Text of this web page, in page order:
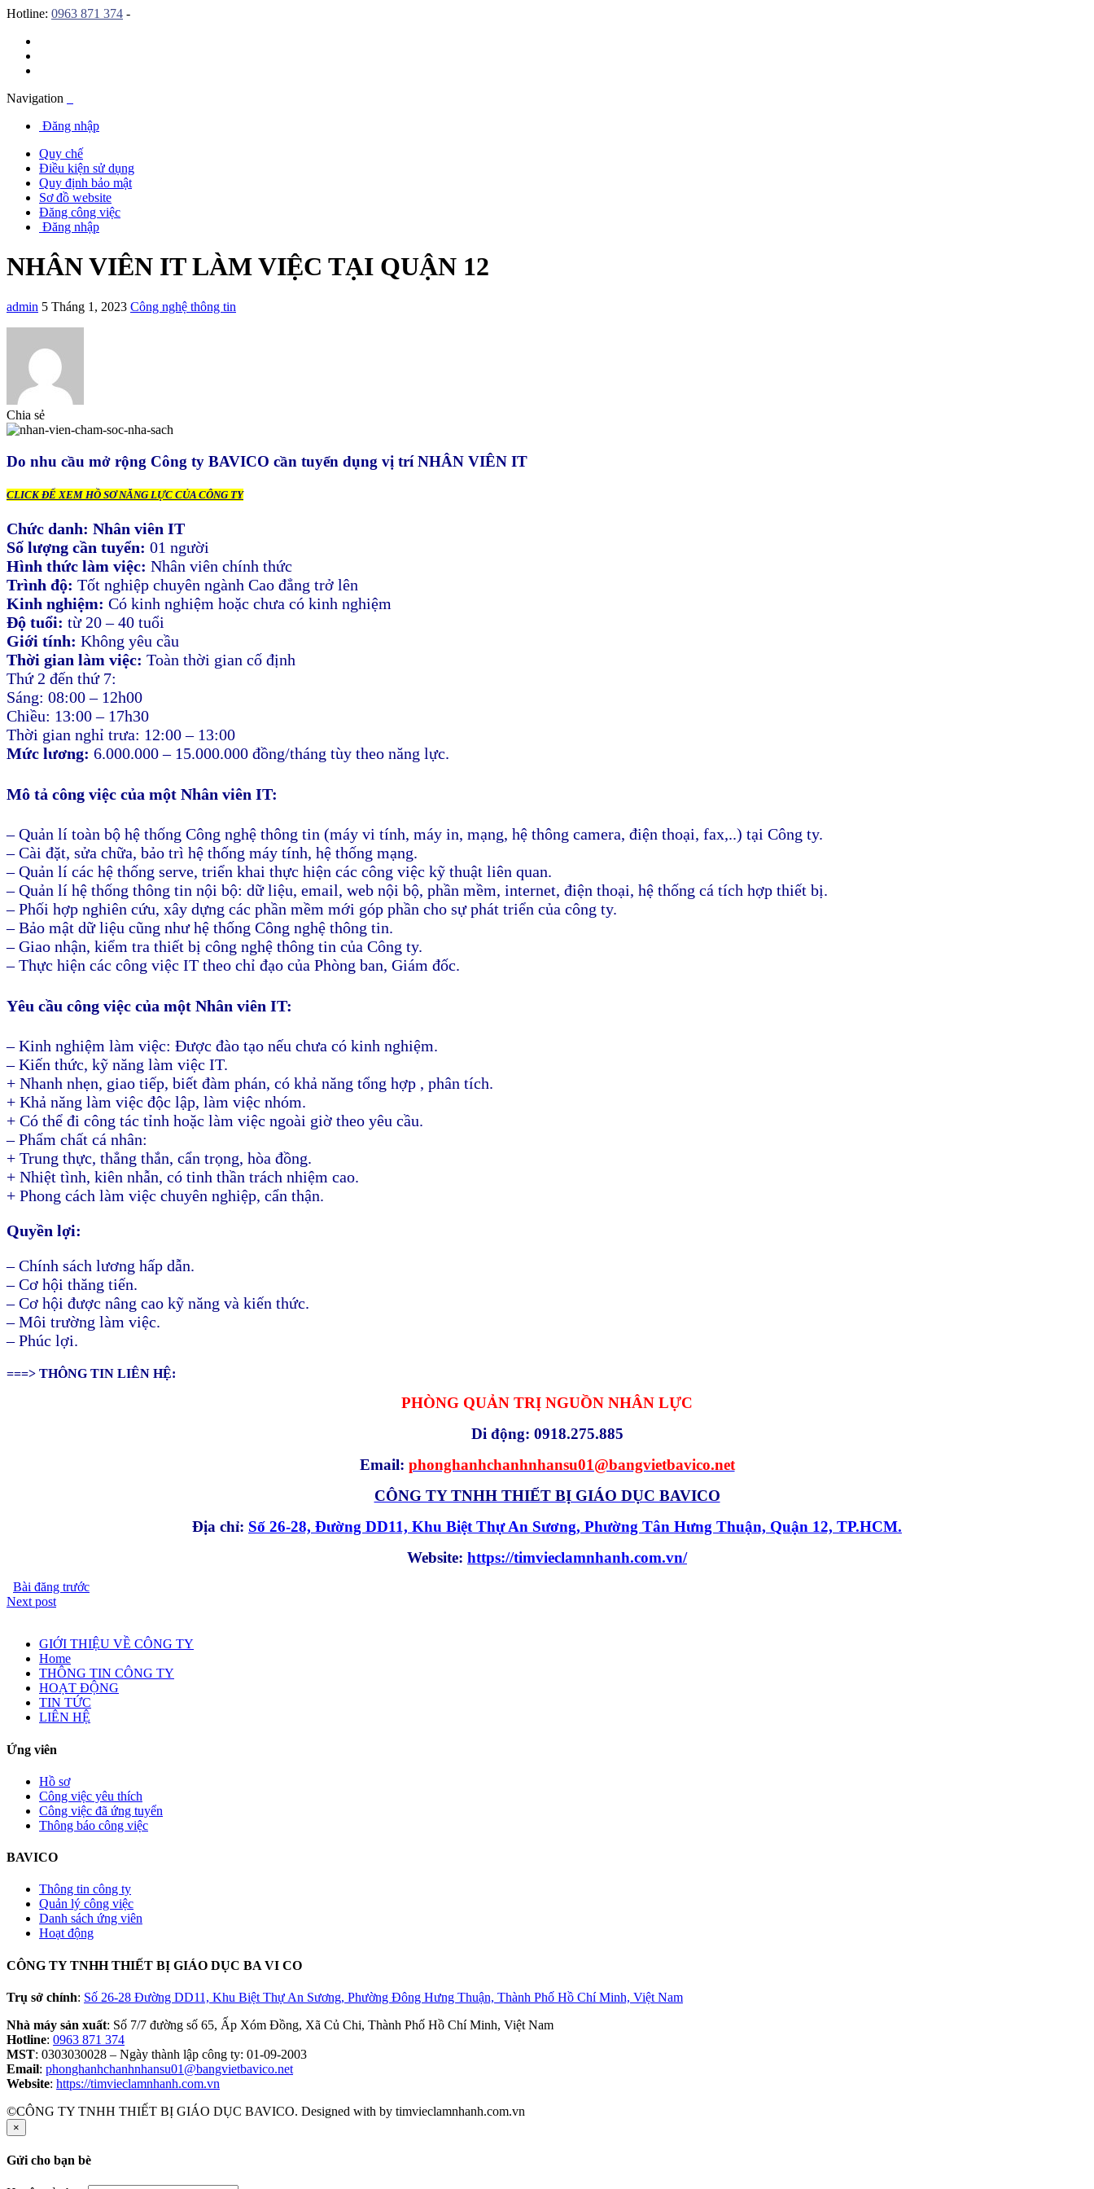
Hotline: 0963 871 374 -
Navigation
Đăng nhập
Quy chế
Điều kiện sử dụng
Quy định bảo mật
Sơ đồ website
Đăng công việc
Đăng nhập
NHÂN VIÊN IT LÀM VIỆC TẠI QUẬN 12
admin 5 Tháng 1, 2023 Công nghệ thông tin
Chia sẻ
Do nhu cầu mở rộng Công ty BAVICO cần tuyển dụng vị tríNHÂN VIÊN IT
CLICK ĐỂ XEM HỒ SƠ NĂNG LỰC CỦA CÔNG TY
Chức danh: Nhân viên IT
Số lượng cần tuyển: 01 người
Hình thức làm việc: Nhân viên chính thức
Trình độ: Tốt nghiệp chuyên ngành Cao đẳng trở lên
Kinh nghiệm: Có kinh nghiệm hoặc chưa có kinh nghiệm
Độ tuổi: từ 20 – 40 tuổi
Giới tính: Không yêu cầu
Thời gian làm việc: Toàn thời gian cố định
Thứ 2 đến thứ 7:
Sáng: 08:00 – 12h00
Chiều: 13:00 – 17h30
Thời gian nghỉ trưa: 12:00 – 13:00
Mức lương: 6.000.000 – 15.000.000 đồng/tháng tùy theo năng lực.
Mô tả công việc của một Nhân viên IT:
– Quản lí toàn bộ hệ thống Công nghệ thông tin (máy vi tính, máy in, mạng, hệ thông camera, điện thoại, fax,..) tại Công ty.
– Cài đặt, sửa chữa, bảo trì hệ thống máy tính, hệ thống mạng.
– Quản lí các hệ thống serve, triển khai thực hiện các công việc kỹ thuật liên quan.
– Quản lí hệ thống thông tin nội bộ: dữ liệu, email, web nội bộ, phần mềm, internet, điện thoại, hệ thống cá tích hợp thiết bị.
– Phối hợp nghiên cứu, xây dựng các phần mềm mới góp phần cho sự phát triển của công ty.
– Bảo mật dữ liệu cũng như hệ thống Công nghệ thông tin.
– Giao nhận, kiểm tra thiết bị công nghệ thông tin của Công ty.
– Thực hiện các công việc IT theo chỉ đạo của Phòng ban, Giám đốc.
Yêu cầu công việc của một Nhân viên IT:
– Kinh nghiệm làm việc: Được đào tạo nếu chưa có kinh nghiệm.
– Kiến thức, kỹ năng làm việc IT.
+ Nhanh nhẹn, giao tiếp, biết đàm phán, có khả năng tổng hợp , phân tích.
+ Khả năng làm việc độc lập, làm việc nhóm.
+ Có thể đi công tác tỉnh hoặc làm việc ngoài giờ theo yêu cầu.
– Phẩm chất cá nhân:
+ Trung thực, thẳng thắn, cẩn trọng, hòa đồng.
+ Nhiệt tình, kiên nhẫn, có tinh thần trách nhiệm cao.
+ Phong cách làm việc chuyên nghiệp, cẩn thận.
Quyền lợi:
– Chính sách lương hấp dẫn.
– Cơ hội thăng tiến.
– Cơ hội được nâng cao kỹ năng và kiến thức.
– Môi trường làm việc.
– Phúc lợi.
===> THÔNG TIN LIÊN HỆ:
PHÒNG QUẢN TRỊ NGUỒN NHÂN LỰC
Di động: 0918.275.885
Email: phonghanhchanhnhansu01@bangvietbavico.net
CÔNG TY TNHH THIẾT BỊ GIÁO DỤC BAVICO
Địa chỉ: Số 26-28, Đường DD11, Khu Biệt Thự An Sương, Phường Tân Hưng Thuận, Quận 12, TP.HCM.
Website: https://timvieclamnhanh.com.vn/
Bài đăng trước
Next post
GIỚI THIỆU VỀ CÔNG TY
Home
THÔNG TIN CÔNG TY
HOẠT ĐỘNG
TIN TỨC
LIÊN HỆ
Ứng viên
Hồ sơ
Công việc yêu thích
Công việc đã ứng tuyển
Thông báo công việc
BAVICO
Thông tin công ty
Quản lý công việc
Danh sách ứng viên
Hoạt động
CÔNG TY TNHH THIẾT BỊ GIÁO DỤC BA VI CO
Trụ sở chính: Số 26-28 Đường DD11, Khu Biệt Thự An Sương, Phường Đông Hưng Thuận, Thành Phố Hồ Chí Minh, Việt Nam
Nhà máy sản xuất: Số 7/7 đường số 65, Ấp Xóm Đồng, Xã Củ Chi, Thành Phố Hồ Chí Minh, Việt Nam
Hotline: 0963 871 374
MST: 0303030028 – Ngày thành lập công ty: 01-09-2003
Email: phonghanhchanhnhansu01@bangvietbavico.net
Website: https://timvieclamnhanh.com.vn
©CÔNG TY TNHH THIẾT BỊ GIÁO DỤC BAVICO. Designed with by timvieclamnhanh.com.vn
×
Gửi cho bạn bè